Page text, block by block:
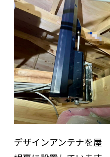
デザインアンテナを屋